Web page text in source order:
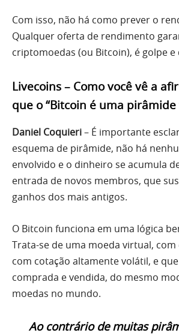
Com isso, não há como prever o
Qualquer oferta de rendimento
criptomoedas (ou Bitcoin), é golpe e
Livecoins – Como você vê a
que o “Bitcoin é uma pirâmide
Daniel Coquieri– É importante
esquema de pirâmide, não há
envolvido e o dinheiro se acumula
entrada de novos membros, que
ganhos dos mais antigos.
O Bitcoin funciona em uma lógica
Trata-se de uma moeda virtual,
com cotação altamente volátil, e
comprada e vendida, do mesmo
moedas no mundo.
Ao contrário de muitas